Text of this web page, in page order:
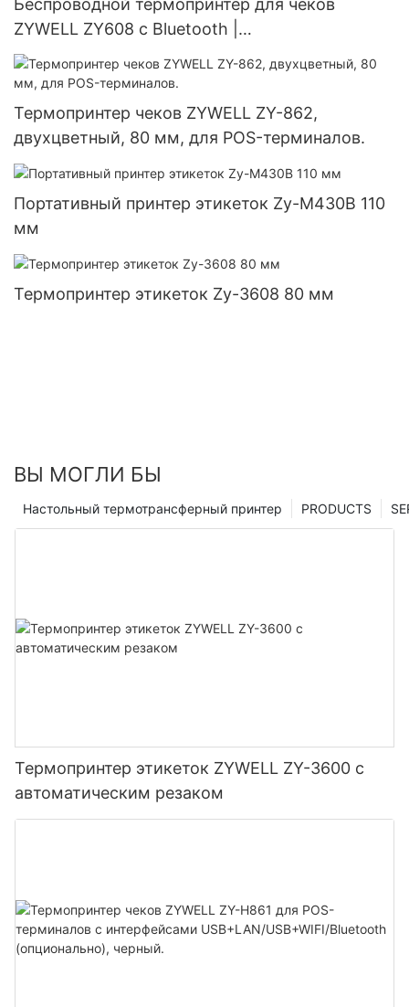
Беспроводной термопринтер для чеков
ZYWELL ZY608 с Bluetooth |
Высокоскоростной POS-принтер OEM
Термопринтер чеков ZYWELL ZY-862,
двухцветный, 80 мм, для POS-терминалов.
Портативный принтер этикеток Zy-M430B 110
мм
Термопринтер этикеток Zy-3608 80 мм
ВЫ МОГЛИ БЫ
PRODUCTS
Настольный термотрансферный принтер
Термопринтер этикеток ZYWELL ZY-3600 с
автоматическим резаком